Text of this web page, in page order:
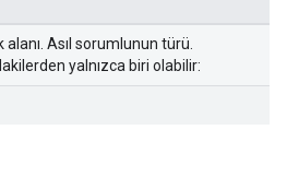
alanı. Asıl sorumlunun türü.
yalnızca biri olabilir: